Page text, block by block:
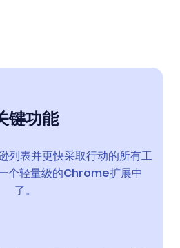
键功能
列表并更快采取行动的所有工
个轻量级的Chrome扩展中
了。